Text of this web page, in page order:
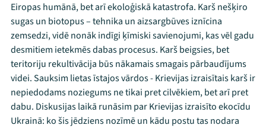
Eiropas humānā, bet arī ekoloģiskā katastrofa. Karš nešķiro
sugas un biotopus – tehnika un aizsargbūves iznīcina
zemsedzi, vidē nonāk indīgi ķīmiski savienojumi, kas vēl gadu
desmitiem ietekmēs dabas procesus. Karš beigsies, bet
teritoriju rekultivācija būs nākamais smagais pārbaudījums
videi. Sauksim lietas īstajos vārdos - Krievijas izraisītais karš ir
nepiedodams noziegums ne tikai pret cilvēkiem, bet arī pret
dabu. Diskusijas laikā runāsim par Krievijas izraisīto ekocīdu
Ukrainā: ko šis jēdziens nozīmē un kādu postu tas nodara